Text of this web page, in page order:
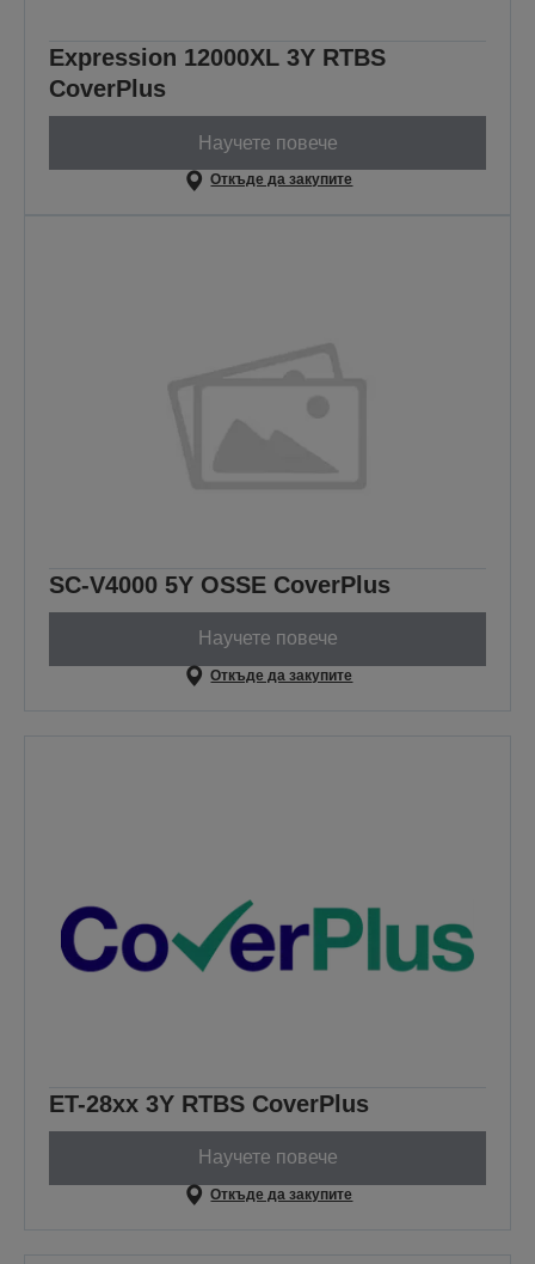
Expression 12000XL 3Y RTBS
CoverPlus
Научете повече
Откъде да закупите
SC-V4000 5Y OSSE CoverPlus
Научете повече
Откъде да закупите
ET-28xx 3Y RTBS CoverPlus
Научете повече
Откъде да закупите